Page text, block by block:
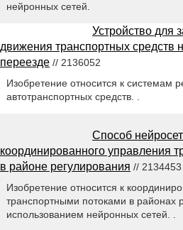
нейронных сетей.
Устройство для
движения транспортных средств
переезде // 2136052
Изобретение относится к системам
автотранспортных средств. .
Способ
координированного управления
в районе регулирования // 2134453
Изобретение относится к
транспортными потоками в районах
использованием нейронных сетей. .